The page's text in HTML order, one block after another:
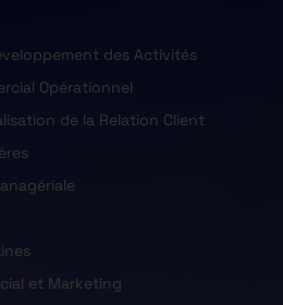
des Activités
Opérationnel
de la Relation Client
et Marketing